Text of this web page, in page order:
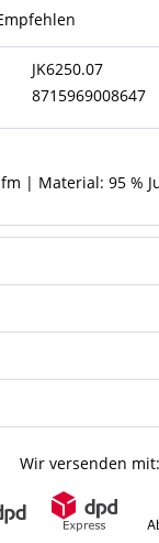
JK6250.07
8715969008647
| Material: 95 %
Wir versenden mit: